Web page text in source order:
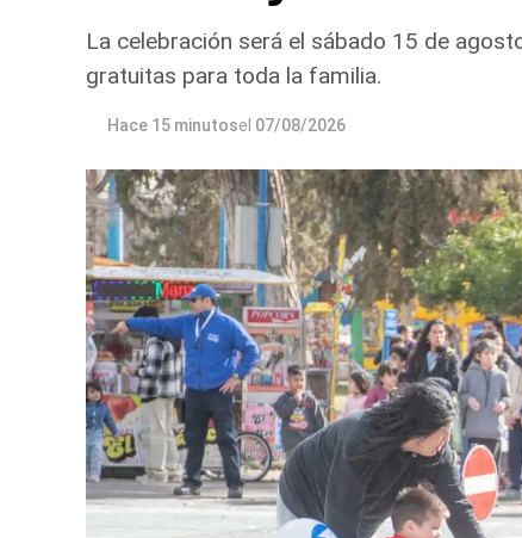
La celebración será el sábado 15 de
gratuitas para toda la familia.
Hace 15 minutosel 07/08/2026